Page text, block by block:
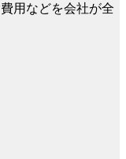
用などを会社が全